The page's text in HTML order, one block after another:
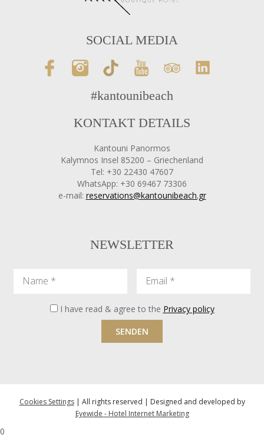
SOCIAL MEDIA
#kantounibeach
KONTAKT DETAILS
Kantouni Panormos
Kalymnos Insel 85200 – Griechenland
Tel: +30 22430 47607
WhatsApp: +30 69467 73306
e-mail: reservations@kantounibeach.gr
NEWSLETTER
I have read & agree to the Privacy policy
SENDEN
Cookies Settings| All rights reserved | Designed and developed by
Eyewide - Hotel Internet Marketing
0